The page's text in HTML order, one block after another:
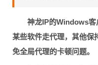
神龙IP的Windows客
某些软件走代理，其他保
免全局代理的卡顿问题。